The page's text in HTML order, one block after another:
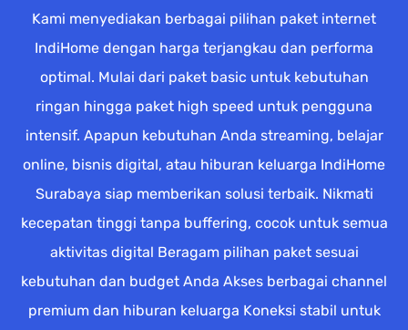
Kami menyediakan berbagai pilihan paket internet
IndiHome dengan harga terjangkau dan performa
optimal. Mulai dari paket basic untuk kebutuhan
ringan hingga paket high speed untuk pengguna
intensif. Apapun kebutuhan Anda streaming, belajar
online, bisnis digital, atau hiburan keluarga IndiHome
Surabaya siap memberikan solusi terbaik. Nikmati
kecepatan tinggi tanpa buffering, cocok untuk semua
aktivitas digital Beragam pilihan paket sesuai
kebutuhan dan budget Anda Akses berbagai channel
premium dan hiburan keluarga Koneksi stabil untuk